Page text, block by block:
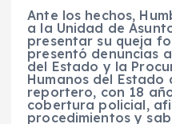
Ante los hechos,
a la Unidad de
presentar su queja
presentó denuncias
del Estado y la
Humanos del Estado
reportero, con 18
cobertura policial,
procedimientos y